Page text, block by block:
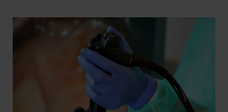
bestimmten Stellen des Körpers entfernt
werden. Welche Möglichkeiten es gibt und
was nach der Operation wichtig ist, haben wir
in diesem Beitrag zusammengefasst.